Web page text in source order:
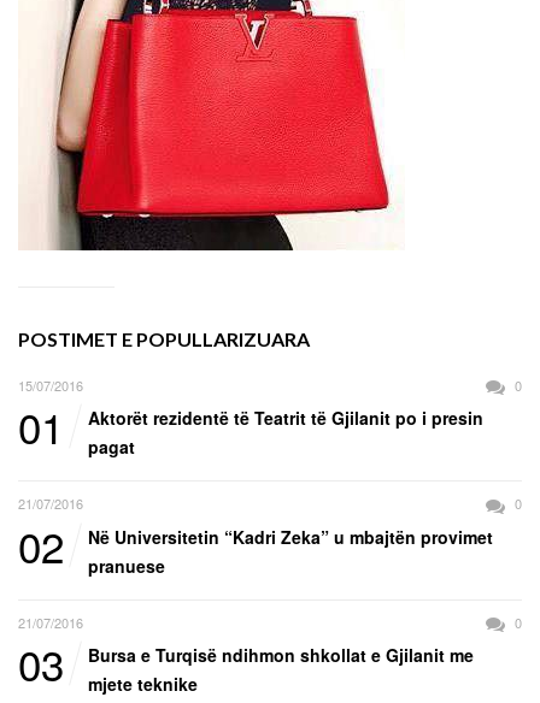
POSTIMET E POPULLARIZUARA
15/07/2016 0
01
Aktorët rezidentë të Teatrit të Gjilanit po i presin
pagat
21/07/2016 0
02
Në Universitetin “Kadri Zeka” u mbajtën provimet
pranuese
21/07/2016 0
03
Bursa e Turqisë ndihmon shkollat e Gjilanit me
mjete teknike